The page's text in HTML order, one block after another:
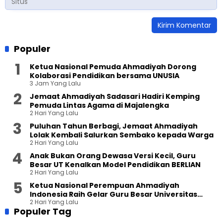
Populer
Ketua Nasional Pemuda Ahmadiyah Dorong
Kolaborasi Pendidikan bersama UNUSIA
3 Jam Yang Lalu
Jemaat Ahmadiyah Sadasari Hadiri Kemping
Pemuda Lintas Agama di Majalengka
2 Hari Yang Lalu
Puluhan Tahun Berbagi, Jemaat Ahmadiyah
Lolak Kembali Salurkan Sembako kepada Warga
2 Hari Yang Lalu
Anak Bukan Orang Dewasa Versi Kecil, Guru
Besar UT Kenalkan Model Pendidikan BERLIAN
2 Hari Yang Lalu
Ketua Nasional Perempuan Ahmadiyah
Indonesia Raih Gelar Guru Besar Universitas
Terbuka
2 Hari Yang Lalu
Populer Tag